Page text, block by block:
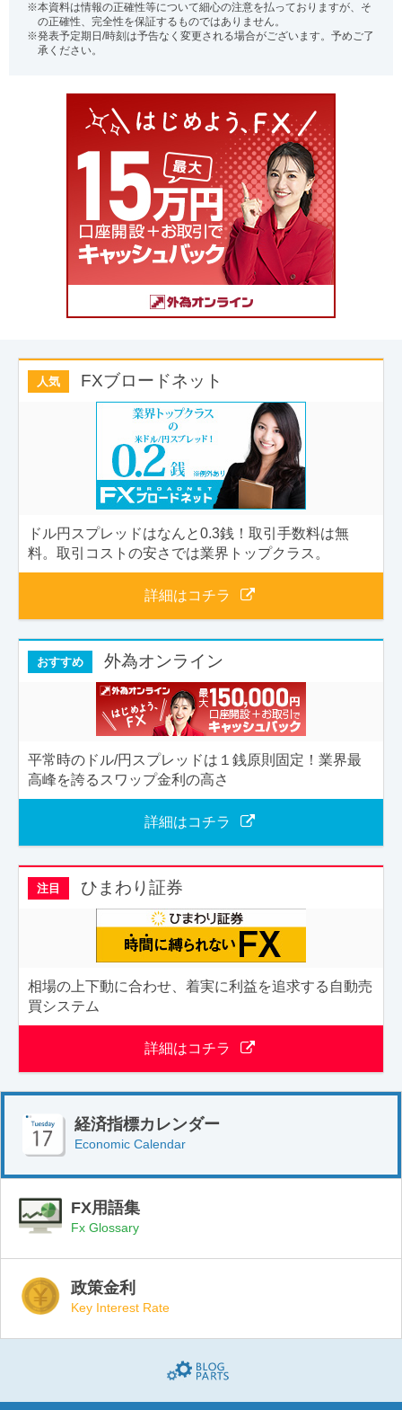
本資料は情報の正確性等について細心の注意を払っておりますが、そ
の正確性、完全性を保証するものではありません。
発表予定期日/時刻は予告なく変更される場合がございます。予めご了
承ください。
人気 FXブロードネット
ドル円スプレッドはなんと0.3銭！取引手数料は無
料。取引コストの安さでは業界トップクラス。
詳細はコチラ
おすすめ 外為オンライン
平常時のドル/円スプレッドは１銭原則固定！業界最
高峰を誇るスワップ金利の高さ
詳細はコチラ
注目 ひまわり証券
相場の上下動に合わせ、着実に利益を追求する自動売
買システム
詳細はコチラ
経済指標カレンダー
Economic Calendar
FX用語集
Fx Glossary
政策金利
Key Interest Rate